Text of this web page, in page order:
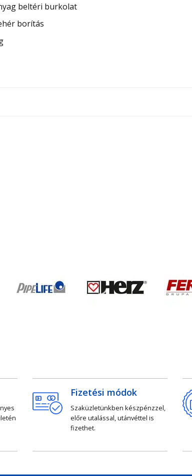
beltéri burkolat
borítás
Fizetési módok
Szaküzletünkben készpénzzel,
előre utalással, utánvéttel is
fizethet.